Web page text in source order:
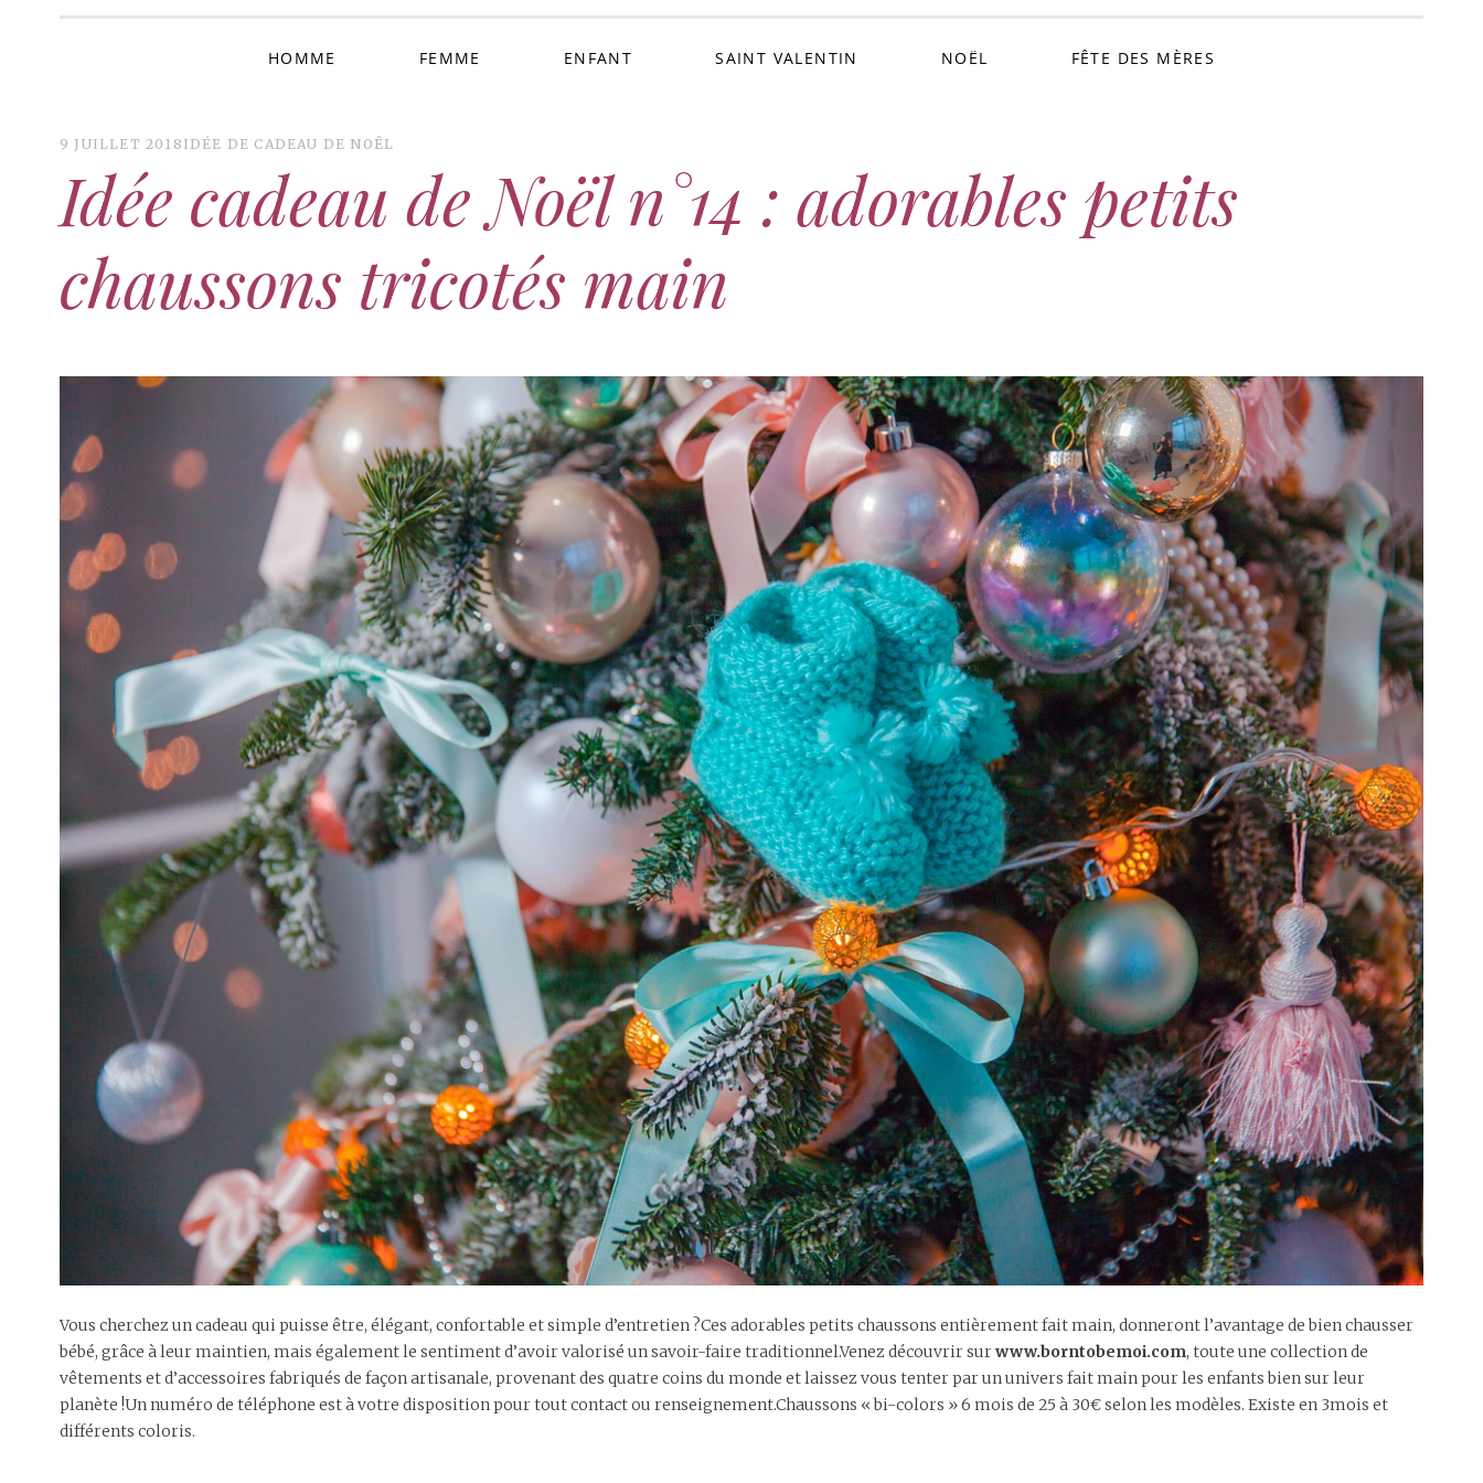
HOMME FEMME ENFANT SAINT VALENTIN NOËL FÊTE DES MÈRES
9 JUILLET 2018 IDÉE DE CADEAU DE NOËL
Idée cadeau de Noël n°14 : adorables petits
chaussons tricotés main
Vous cherchez un cadeau qui puisse être, élégant, confortable et simple d’entretien ?Ces adorables petits chaussons entièrement fait main, donneront l’avantage de bien chausser
bébé, grâce à leur maintien, mais également le sentiment d’avoir valorisé un savoir-faire traditionnel.Venez découvrir surwww.borntobemoi.com, toute une collection de
vêtements et d’accessoires fabriqués de façon artisanale, provenant des quatre coins du monde et laissez vous tenter par un univers fait main pour les enfants bien sur leur
planète !Un numéro de téléphone est à votre disposition pour tout contact ou renseignement.Chaussons « bi-colors » 6 mois de 25 à 30€ selon les modèles. Existe en 3mois et
différents coloris.